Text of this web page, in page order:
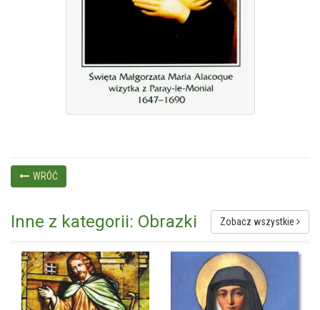
WRÓĆ
Zobacz wszystkie
Inne z kategorii: Obrazki